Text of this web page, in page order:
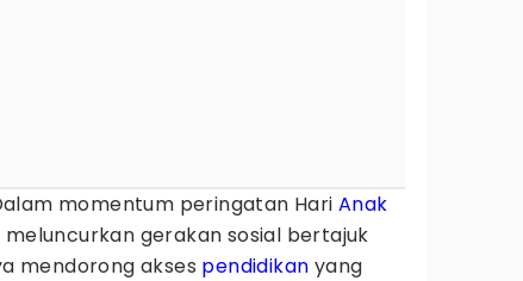
momentum peringatan HariAnak
meluncurkan gerakan sosial bertajuk
mendorong akses pendidikan yang